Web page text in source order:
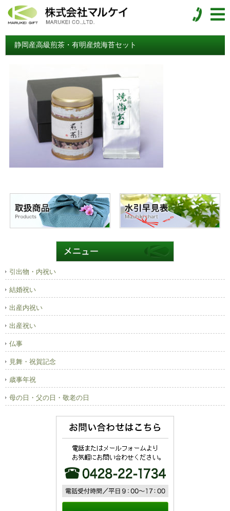
静岡産高級煎茶・有明産焼海苔セット
引出物・内祝い
結婚祝い
出産内祝い
出産祝い
仏事
見舞・祝賀記念
歳事年祝
母の日・父の日・敬老の日